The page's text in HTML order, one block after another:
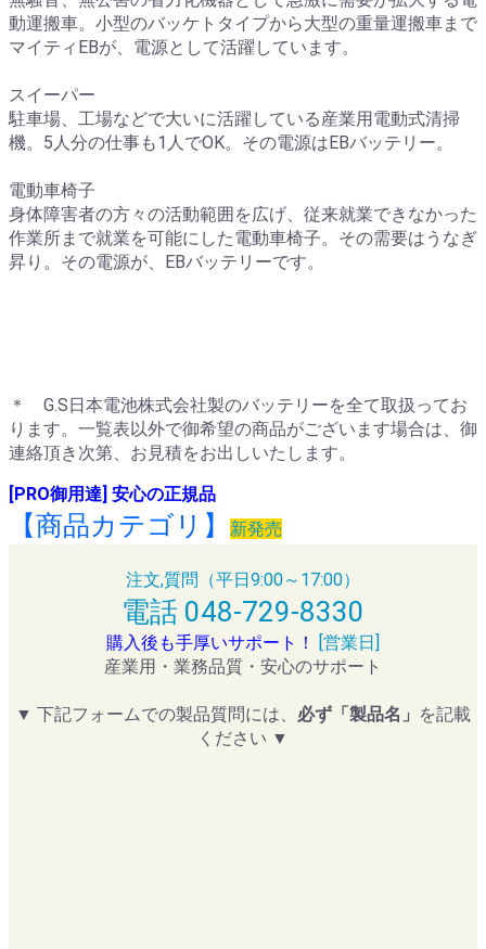
動運搬車。小型のバッケトタイプから大型の重量運搬車まで
マイティEBが、電源として活躍しています。
スイーパー
駐車場、工場などで大いに活躍している産業用電動式清掃
機。5人分の仕事も1人でOK。その電源はEBバッテリー。
電動車椅子
身体障害者の方々の活動範囲を広げ、従来就業できなかった
作業所まで就業を可能にした電動車椅子。その需要はうなぎ
昇り。その電源が、EBバッテリーです。
＊ G.S日本電池株式会社製のバッテリーを全て取扱ってお
ります。一覧表以外で御希望の商品がございます場合は、御
連絡頂き次第、お見積をお出しいたします。
[PRO御用達] 安心の正規品
【商品カテゴリ】 新発売
注文,質問（平日9:00～17:00）
電話 048-729-8330
購入後も手厚いサポート！
[営業日]
産業用・業務品質・安心のサポート
▼ 下記フォームでの製品質問には、 必ず「製品名」 を記載
ください ▼